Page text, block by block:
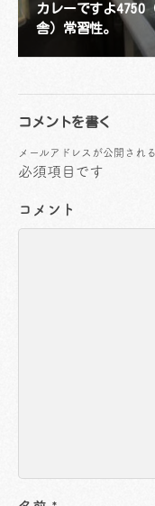
カレーですよ
舎）常習性。
コメントを書く
メールアドレスが公開され
必須項目です
コメント